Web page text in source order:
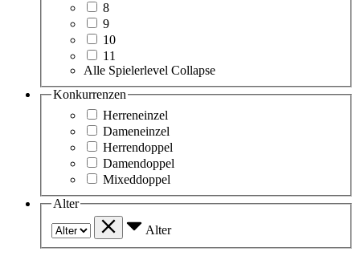
8
9
10
11
Alle Spielerlevel Collapse
Konkurrenzen
Herreneinzel
Dameneinzel
Herrendoppel
Damendoppel
Mixeddoppel
Alter
Alter